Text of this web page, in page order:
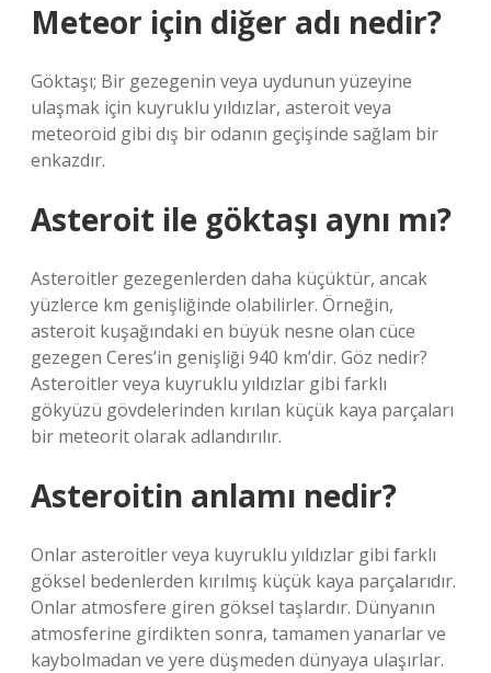
Meteor için diğer adı nedir?
Göktaşı; Bir gezegenin veya uydunun yüzeyine
ulaşmak için kuyruklu yıldızlar, asteroit veya
meteoroid gibi dış bir odanın geçişinde sağlam bir
enkazdır.
Asteroit ile göktaşı aynı mı?
Asteroitler gezegenlerden daha küçüktür, ancak
yüzlerce km genişliğinde olabilirler. Örneğin,
asteroit kuşağındaki en büyük nesne olan cüce
gezegen Ceres’in genişliği 940 km’dir. Göz nedir?
Asteroitler veya kuyruklu yıldızlar gibi farklı
gökyüzü gövdelerinden kırılan küçük kaya parçaları
bir meteorit olarak adlandırılır.
Asteroitin anlamı nedir?
Onlar asteroitler veya kuyruklu yıldızlar gibi farklı
göksel bedenlerden kırılmış küçük kaya parçalarıdır.
Onlar atmosfere giren göksel taşlardır. Dünyanın
atmosferine girdikten sonra, tamamen yanarlar ve
kaybolmadan ve yere düşmeden dünyaya ulaşırlar.